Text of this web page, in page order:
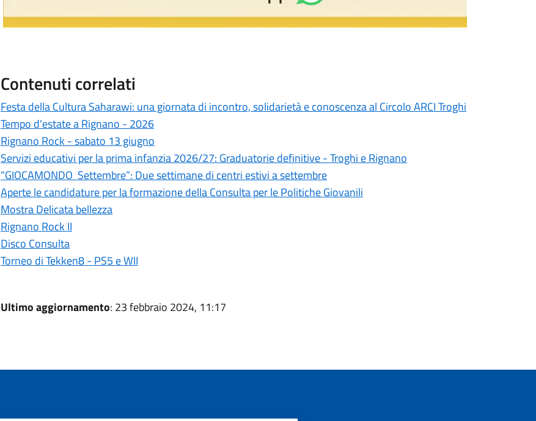
Contenuti correlati
Festa della Cultura Saharawi: una giornata di incontro, solidarietà e conoscenza al Circolo ARCI Troghi
Tempo d'estate a Rignano - 2026
Rignano Rock - sabato 13 giugno
Servizi educativi per la prima infanzia 2026/27: Graduatorie definitive - Troghi e Rignano
“GIOCAMONDO Settembre”: Due settimane di centri estivi a settembre
Aperte le candidature per la formazione della Consulta per le Politiche Giovanili
Mostra Delicata bellezza
Rignano Rock II
Disco Consulta
Torneo di Tekken8 - PS5 e WII
Ultimo aggiornamento: 23 febbraio 2024, 11:17